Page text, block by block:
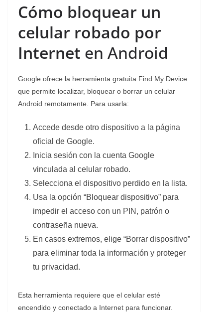
Cómo bloquear un
celular robado por
Internet en Android
Google ofrece la herramienta gratuita Find My Device
que permite localizar, bloquear o borrar un celular
Android remotamente. Para usarla:
Accede desde otro dispositivo a la página
oficial de Google.
Inicia sesión con la cuenta Google
vinculada al celular robado.
Selecciona el dispositivo perdido en la lista.
Usa la opción “Bloquear dispositivo” para
impedir el acceso con un PIN, patrón o
contraseña nueva.
En casos extremos, elige “Borrar dispositivo”
para eliminar toda la información y proteger
tu privacidad.
Esta herramienta requiere que el celular esté
encendido y conectado a Internet para funcionar.